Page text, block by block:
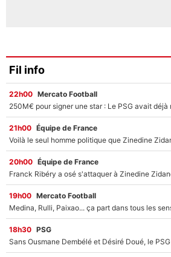
Fil info
22h00 Mercato Football
21h00 Équipe de France
20h00 Équipe de France
19h00 Mercato Football
18h30 PSG